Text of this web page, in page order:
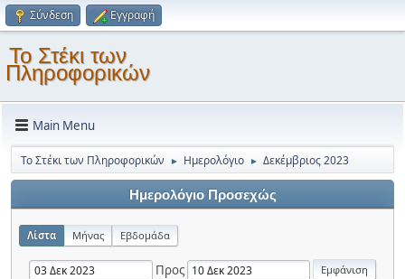
Σύνδεση Εγγραφή
Το Στέκι των
Πληροφορικών
Main Menu
Το Στέκι των Πληροφορικών ► Ημερολόγιο ► Δεκέμβριος 2023
Ημερολόγιο Προσεχώς
Λίστα Μήνας Εβδομάδα
Προς